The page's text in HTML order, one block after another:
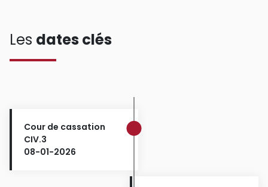
Les dates clés
Cour de cassation
CIV.3
08-01-2026